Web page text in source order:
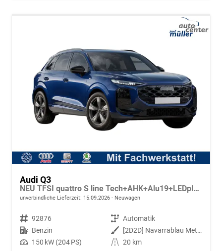
Audi Q3
NEU TFSI quattro S line Tech+AHK+Alu19+LEDplus+KlimaPlus+ExtSchwarz
unverbindliche Lieferzeit: 15.09.2026 Neuwagen
Fahrzeugnr. 92876 Getriebe Automatik
Kraftstoff Benzin Außenfarbe
[2D2D] Navarrablau Metallic
Leistung 150 kW (204 PS) Kilometerstand 20 km